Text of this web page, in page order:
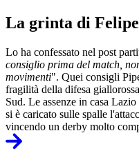
La grinta di Felipe
Lo ha confessato nel post
consiglio prima del match,
movimenti". Quei consigli
fragilità della difesa
Sud. Le assenze in casa
si è caricato sulle spalle
vincendo un derby molto